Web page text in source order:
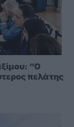
“Ο
πελάτης